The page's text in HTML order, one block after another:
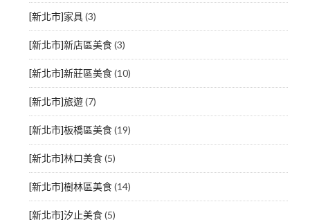
[新北市]家具(3)
[新北市]新店區美食(3)
[新北市]新莊區美食(10)
[新北市]旅遊(7)
[新北市]板橋區美食(19)
[新北市]林口美食(5)
[新北市]樹林區美食(14)
[新北市]汐止美食(5)